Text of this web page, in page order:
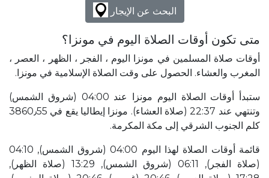
البحث عن الإيجار
متى تكون أوقات الصلاة اليوم في مونزا؟
أوقات صلاة المسلمين في مونزا اليوم ، الفجر ، الظهر ، العصر ،
المغرب والعشاء. الحصول على وقت الصلاة الإسلامية في مونزا.
ستبدأ أوقات الصلاة اليوم مونزا عند 04:00 (شروق الشمس)
وتنتهي عند 22:37 (صلاة العشاء). مونزا إيطاليا يقع في 3860٫55
كلم الجنوب الشرقي إلى مكة المكرمة.
قائمة أوقات الصلاة لهذا اليوم 04:00 (شروق الشمس), 04:10
(صلاة الفجر), 06:11 (شروق الشمس), 13:29 (صلاة الظهر),